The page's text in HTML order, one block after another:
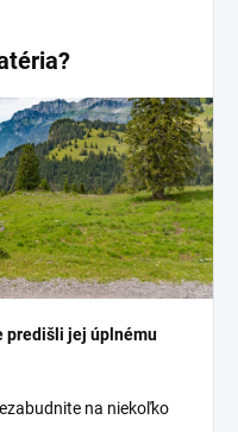
predišli jej úplnému
na niekoľko